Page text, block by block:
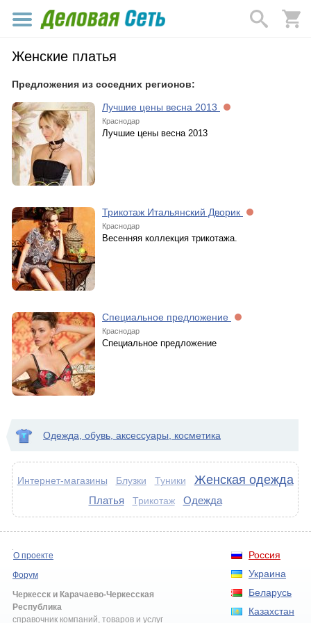
Женские платья
Предложения из соседних регионов:
Лучшие цены весна 2013
Краснодар
Лучшие цены весна 2013
Трикотаж Итальянский Дворик
Краснодар
Весенняя коллекция трикотажа.
Специальное предложение
Краснодар
Специальное предложение
Одежда, обувь, аксессуары, косметика
Интернет-магазины Блузки Туники Женская одежда
Платья Трикотаж Одежда
Россия
Украина
Беларусь
Казахстан
О проекте
Форум
Черкесск и Карачаево-Черкесская
Республика
справочник компаний, товаров и услуг